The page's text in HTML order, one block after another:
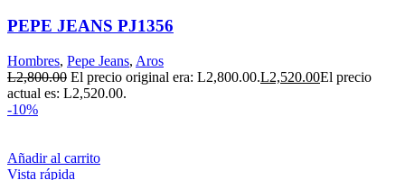
PEPE JEANS PJ1356
Hombres, Pepe Jeans, Aros
L2,800.00 El precio original era: L2,800.00.L2,520.00El precio
actual es: L2,520.00.
-10%
Añadir al carrito
Vista rápida